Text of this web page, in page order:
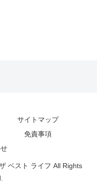
サイトマップ
免責事項
ベスト ライフ All Rights